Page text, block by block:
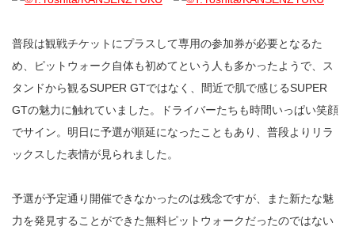
普段は観戦チケットにプラスして専用の参加券が必要となるた
め、ピットウォーク自体も初めてという人も多かったようで、ス
タンドから観るSUPER GTではなく、間近で肌で感じるSUPER
GTの魅力に触れていました。ドライバーたちも時間いっぱい笑顔
でサイン。明日に予選が順延になったこともあり、普段よりリラ
ックスした表情が見られました。
予選が予定通り開催できなかったのは残念ですが、また新たな魅
力を発見することができた無料ピットウォークだったのではない